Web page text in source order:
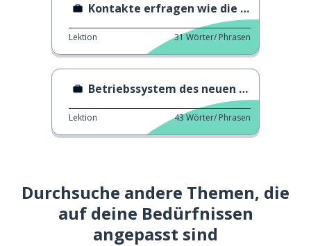
Kontakte erfragen wie die Einheimischen
Lektion 31Wörter/ Phrasen
Betriebssystem des neuen Kollegen
Lektion 43Wörter/ Phrasen
Durchsuche andere Themen, die
auf deine Bedürfnissen
angepasst sind